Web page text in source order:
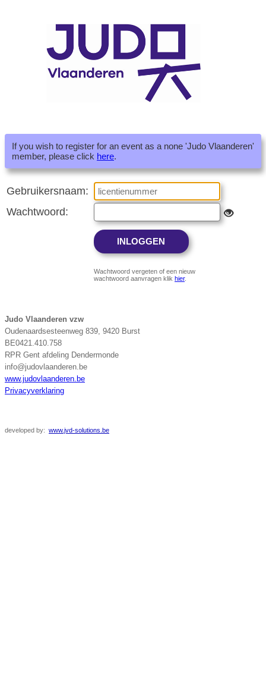
If you wish to register for an event as a none 'Judo Vlaanderen'
member, please click here.
Gebruikersnaam:
Wachtwoord:
Wachtwoord vergeten of een nieuw
wachtwoord aanvragen klik hier.
Judo Vlaanderen vzw
Oudenaardsesteenweg 839, 9420 Burst
BE0421.410.758
RPR Gent afdeling Dendermonde
info@judovlaanderen.be
www.judovlaanderen.be
Privacyverklaring
developed by: www.jvd-solutions.be